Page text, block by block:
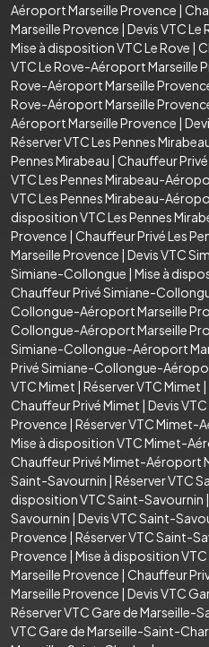
Aéroport Marseille Provence |
Marseille Provence | Devis VTC Le
Mise à disposition VTC Le Rove |
VTC Le Rove-Aéroport Marseille
Rove-Aéroport Marseille
Rove-Aéroport Marseille
Aéroport Marseille Provence |
Réserver VTC Les Pennes
Pennes Mirabeau | Chauffeur Privé
VTC Les Pennes Mirabeau-
VTC Les Pennes Mirabeau-
disposition VTC Les Pennes
Provence | Chauffeur Privé Les
Marseille Provence | Devis VTC
Simiane-Collongue | Mise à
Chauffeur Privé Simiane-
Collongue-Aéroport Marseille
Collongue-Aéroport Marseille
Simiane-Collongue-Aéroport
Privé Simiane-Collongue-
VTC Mimet | Réserver VTC Mimet |
Chauffeur Privé Mimet | Devis
Provence | Réserver VTC Mimet-
Mise à disposition VTC Mimet-
Chauffeur Privé Mimet-Aéroport
Saint-Savournin | Réserver VTC
disposition VTC Saint-Savournin |
Savournin | Devis VTC Saint-
Provence | Réserver VTC Saint-
Provence | Mise à disposition
Marseille Provence | Chauffeur
Marseille Provence | Devis VTC
Réserver VTC Gare de Marseille-
VTC Gare de Marseille-Saint-